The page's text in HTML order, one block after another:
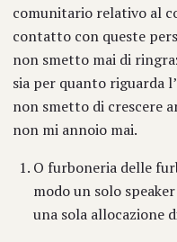
comunitario relativo al
contatto con queste
non smetto mai di
sia per quanto riguarda
non smetto di crescere
non mi annoio mai.
O furboneria delle
modo un solo
una sola allocazione